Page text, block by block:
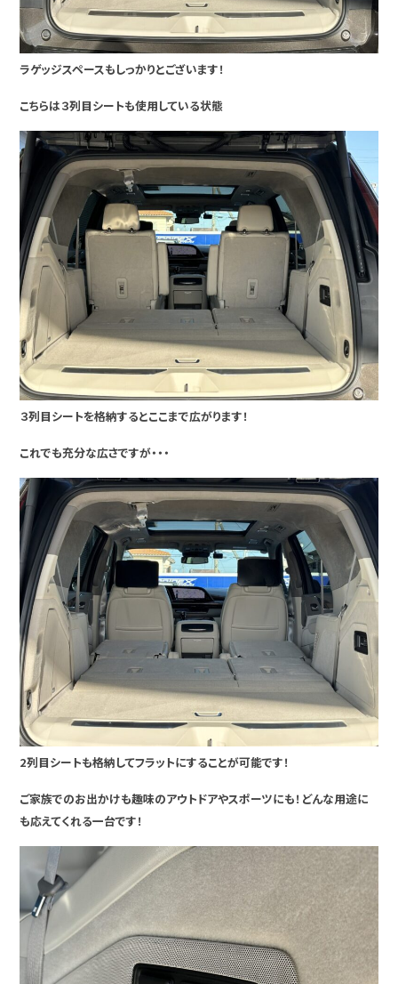
ラゲッジスペースもしっかりとございます！
こちらは３列目シートも使用している状態
３列目シートを格納するとここまで広がります！
これでも充分な広さですが・・・
2列目シートも格納してフラットにすることが可能です！
ご家族でのお出かけも趣味のアウトドアやスポーツにも！どんな用途に
も応えてくれる一台です！